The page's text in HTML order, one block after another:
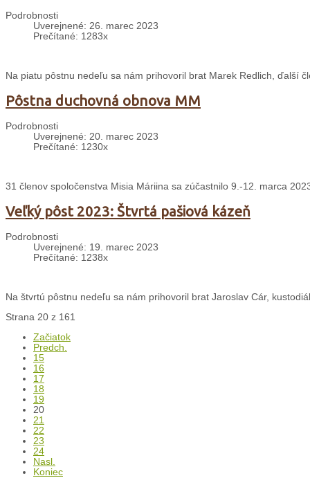
Podrobnosti
Uverejnené: 26. marec 2023
Prečítané: 1283x
Na piatu pôstnu nedeľu sa nám prihovoril brat Marek Redlich, ďalší
Pôstna duchovná obnova MM
Podrobnosti
Uverejnené: 20. marec 2023
Prečítané: 1230x
31 členov spoločenstva Misia Máriina sa zúčastnilo 9.-12. marca
Veľký pôst 2023: Štvrtá pašiová kázeň
Podrobnosti
Uverejnené: 19. marec 2023
Prečítané: 1238x
Na štvrtú pôstnu nedeľu sa nám prihovoril brat Jaroslav Cár,
Strana 20 z 161
Začiatok
Predch.
15
16
17
18
19
20
21
22
23
24
Nasl.
Koniec